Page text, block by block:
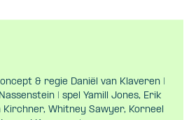
& regie Daniël van Klaveren |
| spel Yamill Jones, Erik
Kirchner, Whitney Sawyer, Korneel